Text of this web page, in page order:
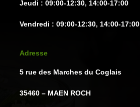
Jeudi : 09:00-12:30, 14:00-17:00
Vendredi : 09:00-12:30, 14:00-17:00
Adresse
5 rue des Marches du Coglais
35460 – MAEN ROCH